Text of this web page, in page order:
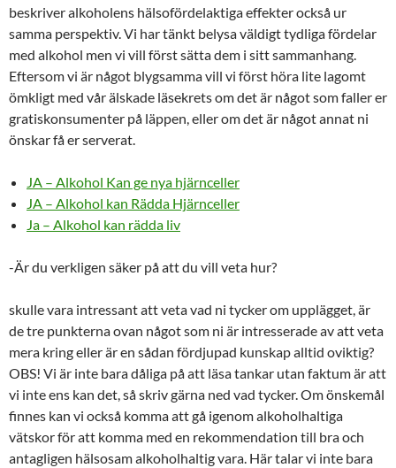
beskriver alkoholens hälsofördelaktiga effekter också ur
samma perspektiv. Vi har tänkt belysa väldigt tydliga fördelar
med alkohol men vi vill först sätta dem i sitt sammanhang.
Eftersom vi är något blygsamma vill vi först höra lite lagomt
ömkligt med vår älskade läsekrets om det är något som faller er
gratiskonsumenter på läppen, eller om det är något annat ni
önskar få er serverat.
JA – Alkohol Kan ge nya hjärnceller
JA – Alkohol kan Rädda Hjärnceller
Ja – Alkohol kan rädda liv
-Är du verkligen säker på att du vill veta hur?
skulle vara intressant att veta vad ni tycker om upplägget, är
de tre punkterna ovan något som ni är intresserade av att veta
mera kring eller är en sådan fördjupad kunskap alltid oviktig?
OBS! Vi är inte bara dåliga på att läsa tankar utan faktum är att
vi inte ens kan det, så skriv gärna ned vad tycker. Om önskemål
finnes kan vi också komma att gå igenom alkoholhaltiga
vätskor för att komma med en rekommendation till bra och
antagligen hälsosam alkoholhaltig vara. Här talar vi inte bara